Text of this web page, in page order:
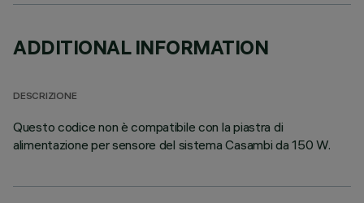
ADDITIONAL INFORMATION
DESCRIZIONE
Questo codice non è compatibile con la piastra di
alimentazione per sensore del sistema Casambi da 150 W.